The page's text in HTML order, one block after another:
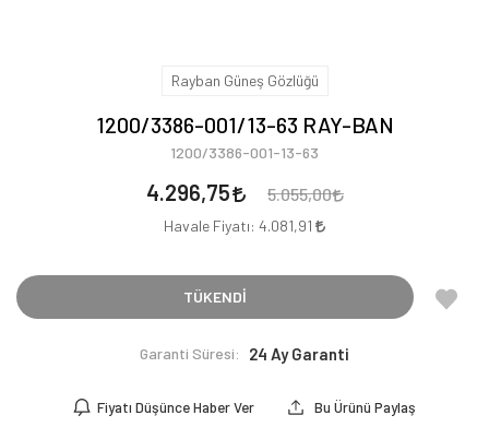
Rayban Güneş Gözlüğü
1200/3386-001/13-63 RAY-BAN
1200/3386-001-13-63
4.296,75 5.055,00
Havale Fiyatı: 4.081,91
TÜKENDİ
Garanti Süresi: 24 Ay Garanti
Fiyatı Düşünce Haber Ver Bu Ürünü Paylaş